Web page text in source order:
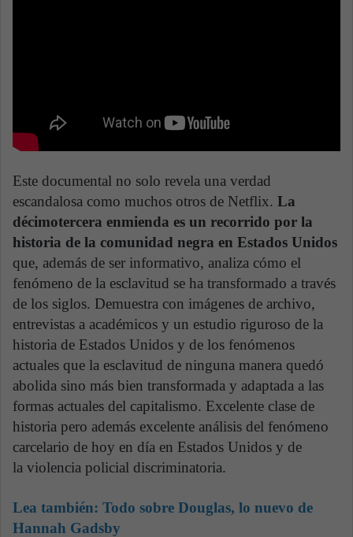
Este documental no solo revela una verdad
escandalosa como muchos otros de Netflix. La
décimotercera enmienda es un recorrido por la
historia de la comunidad negra en Estados Unidos
que, además de ser informativo, analiza cómo el
fenómeno de la esclavitud se ha transformado a través
de los siglos. Demuestra con imágenes de archivo,
entrevistas a académicos y un estudio riguroso de la
historia de Estados Unidos y de los fenómenos
actuales que la esclavitud de ninguna manera quedó
abolida sino más bien transformada y adaptada a las
formas actuales del capitalismo. Excelente clase de
historia pero además excelente análisis del fenómeno
carcelario de hoy en día en Estados Unidos y de
la violencia policial discriminatoria.
Lea también: Todo sobre Douglas, lo nuevo de
Hannah Gadsby